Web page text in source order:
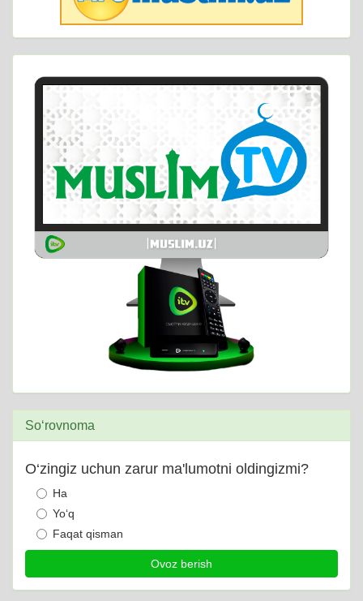
So‘rovnoma
O‘zingiz uchun zarur ma'lumotni oldingizmi?
Ha
Yo‘q
Faqat qisman